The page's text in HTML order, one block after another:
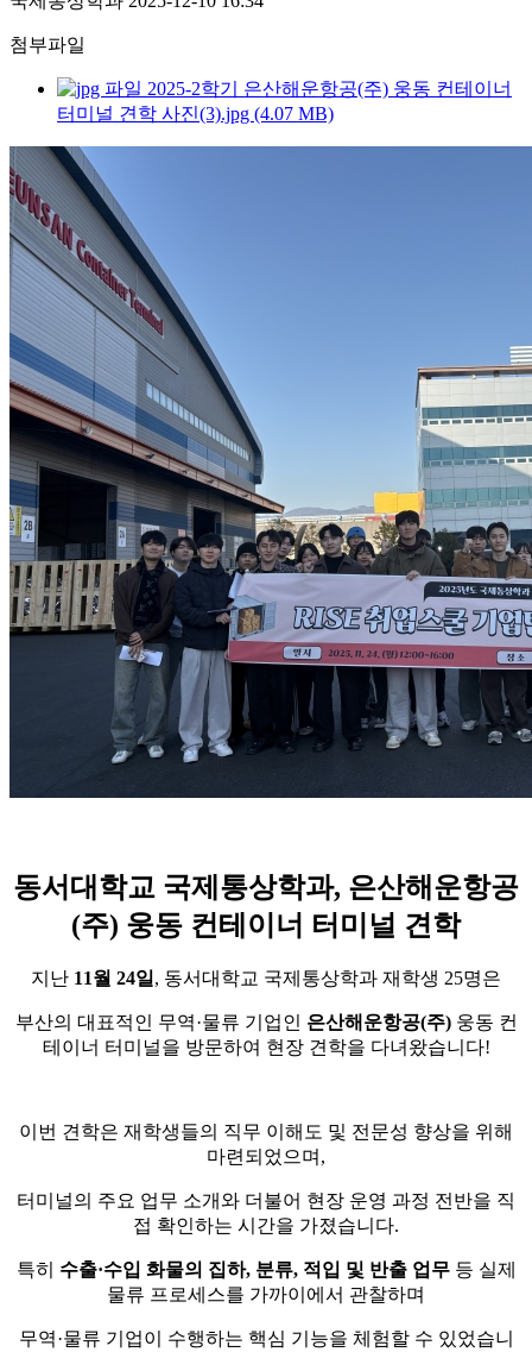
첨부파일
2025-2학기 은산해운항공(주) 웅동 컨테이너
터미널 견학 사진(3).jpg (4.07 MB)
동서대학교 국제통상학과, 은산해운항공
(주) 웅동 컨테이너 터미널 견학
지난 11월 24일 , 동서대학교 국제통상학과 재학생 25명은
부산의 대표적인 무역·물류 기업인 은산해운항공(주)웅동 컨
테이너 터미널을 방문하여 현장 견학을 다녀왔습니다!
이번 견학은 재학생들의 직무 이해도 및 전문성 향상을 위해
마련되었으며,
터미널의 주요 업무 소개와 더불어 현장 운영 과정 전반을 직
접 확인하는 시간을 가졌습니다.
특히 수출·수입 화물의 집하, 분류, 적입 및 반출 업무등 실제
물류 프로세스를 가까이에서 관찰하며
무역·물류 기업이 수행하는 핵심 기능을 체험할 수 있었습니